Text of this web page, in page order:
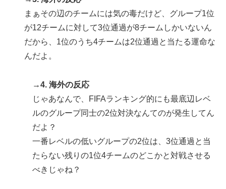
まぁその辺のチームには気の毒だけど、グループ1位
が12チームに対して3位通過が8チームしかいないん
だから、1位のうち4チームは2位通過と当たる運命な
んだよ。
→4. 海外の反応
じゃあなんで、FIFAランキング的にも最底辺レベ
ルのグループ同士の2位対決なんてのが発生してん
だよ？
一番レベルの低いグループの2位は、3位通過と当
たらない残りの1位4チームのどこかと対戦させる
べきじゃね？